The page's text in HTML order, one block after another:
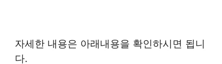
자세한 내용은 아래내용을 확인하시면 됩니
다.